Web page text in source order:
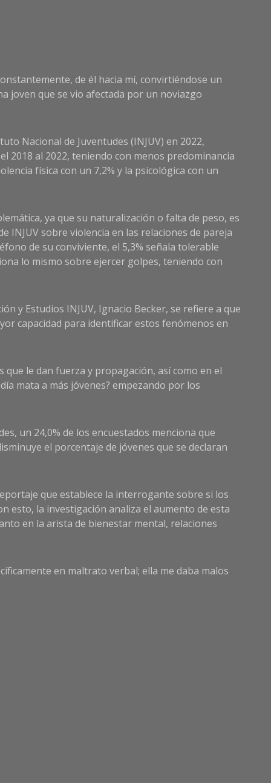
de él hacia mí, convirtiéndose un
joven que se vio afectada por un noviazgo
Nacional de Juventudes (INJUV) en 2022,
2018 al 2022, teniendo con menos predominancia
física con un 7,2% y la psicológica con un
ya que su naturalización o falta de peso, es
INJUV sobre violencia en las relaciones de pareja
de su conviviente, el 5,3% señala tolerable
lo mismo sobre ejercer golpes, teniendo con
y Estudios INJUV, Ignacio Becker, se refiere a que
capacidad para identificar estos fenómenos en
le dan fuerza y propagación, así como en el
mata a más jóvenes? empezando por los
un 24,0% de los encuestados menciona que
el porcentaje de jóvenes que se declaran
que establece la interrogante sobre si los
esto, la investigación analiza el aumento de esta
en la arista de bienestar mental, relaciones
en maltrato verbal; ella me daba malos